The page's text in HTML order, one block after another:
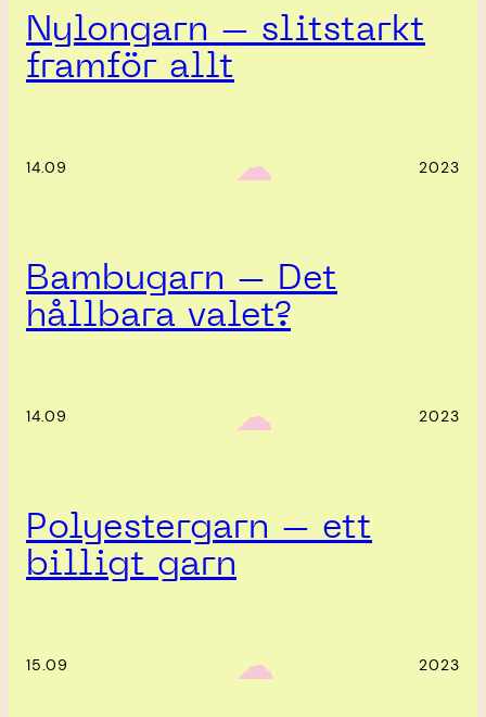
Nylongarn – slitstarkt
framför allt
14.09 ‎ ‎‎ ☁︎‎‎ 2023
Bambugarn – Det
hållbara valet?
14.09 ‎ ‎‎ ☁︎‎‎ 2023
Polyestergarn – ett
billigt garn
15.09 ‎ ‎‎ ☁︎‎‎ 2023